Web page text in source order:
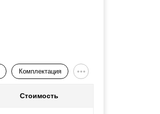
Комплектация
Стоимость